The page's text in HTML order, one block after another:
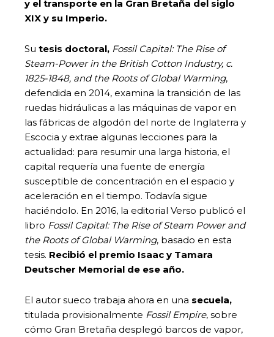
y el transporte en la Gran Bretaña del siglo
XIX y su Imperio.
Su tesis doctoral, Fossil Capital: The Rise of
Steam-Power in the British Cotton Industry, c.
1825-1848, and the Roots of Global Warming,
defendida en 2014, examina la transición de las
ruedas hidráulicas a las máquinas de vapor en
las fábricas de algodón del norte de Inglaterra y
Escocia y extrae algunas lecciones para la
actualidad: para resumir una larga historia, el
capital requería una fuente de energía
susceptible de concentración en el espacio y
aceleración en el tiempo. Todavía sigue
haciéndolo. En 2016, la editorial Verso publicó el
libro Fossil Capital: The Rise of Steam Power and
the Roots of Global Warming, basado en esta
tesis. Recibió el premio Isaac y Tamara
Deutscher Memorial de ese año.
El autor sueco trabaja ahora en una secuela,
titulada provisionalmente Fossil Empire, sobre
cómo Gran Bretaña desplegó barcos de vapor,